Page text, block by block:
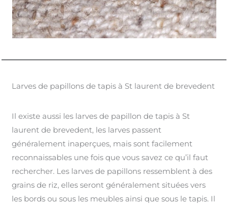
Larves de papillons de tapis à St laurent de brevedent
Il existe aussi les larves de papillon de tapis à St
laurent de brevedent, les larves passent
généralement inaperçues, mais sont facilement
reconnaissables une fois que vous savez ce qu’il faut
rechercher. Les larves de papillons ressemblent à des
grains de riz, elles seront généralement situées vers
les bords ou sous les meubles ainsi que sous le tapis. Il